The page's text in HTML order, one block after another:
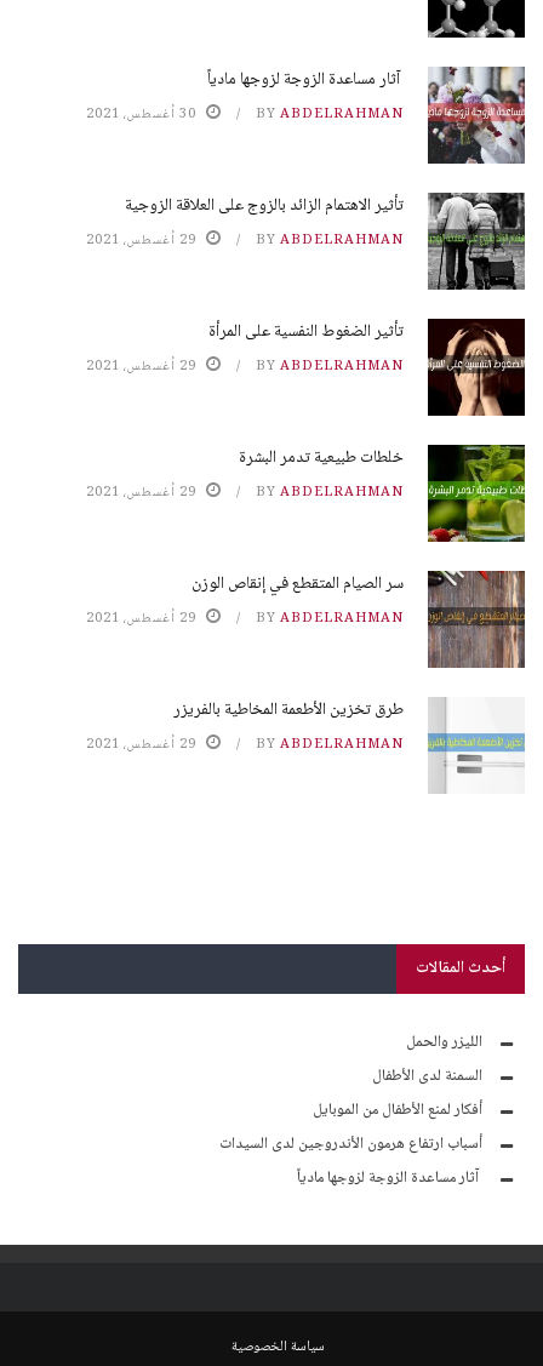
آثار مساعدة الزوجة لزوجها مادياً
BY ABDELRAHMAN 30 أغسطس، 2021
تأثير الاهتمام الزائد بالزوج على العلاقة الزوجية
BY ABDELRAHMAN 29 أغسطس، 2021
تأثير الضغوط النفسية على المرأة
BY ABDELRAHMAN 29 أغسطس، 2021
خلطات طبيعية تدمر البشرة
BY ABDELRAHMAN 29 أغسطس، 2021
سر الصيام المتقطع في إنقاص الوزن
BY ABDELRAHMAN 29 أغسطس، 2021
طرق تخزين الأطعمة المخاطية بالفريزر
BY ABDELRAHMAN 29 أغسطس، 2021
أحدث المقالات
الليزر والحمل
السمنة لدى الأطفال
أفكار لمنع الأطفال من الموبايل
أسباب ارتفاع هرمون الأندروجين لدى السيدات
آثار مساعدة الزوجة لزوجها مادياً
سياسة الخصوصية